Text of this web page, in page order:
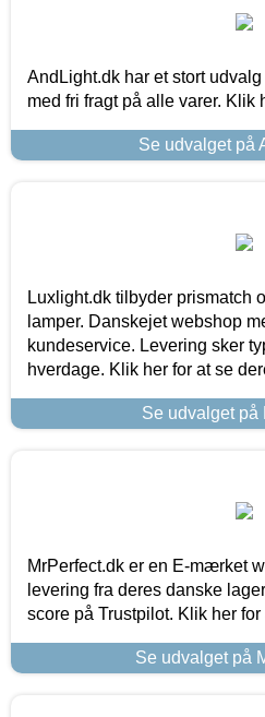
AndLight.dk har et stort
med fri fragt på alle varer. Klik
Se udvalget på
Luxlight.dk tilbyder prismatch
lamper. Danskejet webshop
kundeservice. Levering sker
hverdage. Klik her for at se
Se udvalget på
MrPerfect.dk er en E-mærket
levering fra deres danske
score på Trustpilot. Klik her
Se udvalget på